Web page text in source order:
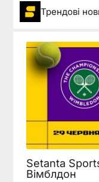
Трендові
Setanta
Вімблдон